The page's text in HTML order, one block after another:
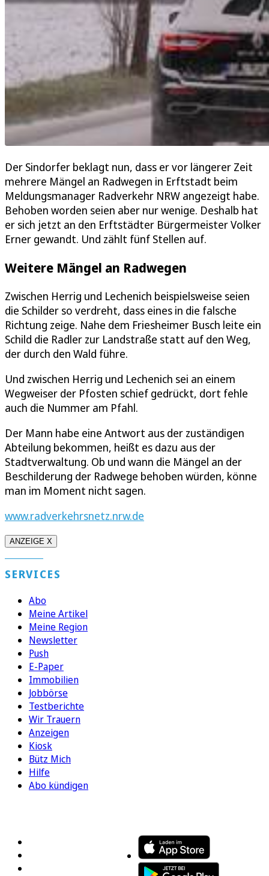
Der Sindorfer beklagt nun, dass er vor längerer Zeit
mehrere Mängel an Radwegen in Erftstadt beim
Meldungsmanager Radverkehr NRW angezeigt habe.
Behoben worden seien aber nur wenige. Deshalb hat
er sich jetzt an den Erftstädter Bürgermeister Volker
Erner gewandt. Und zählt fünf Stellen auf.
Weitere Mängel an Radwegen
Zwischen Herrig und Lechenich beispielsweise seien
die Schilder so verdreht, dass eines in die falsche
Richtung zeige. Nahe dem Friesheimer Busch leite ein
Schild die Radler zur Landstraße statt auf den Weg,
der durch den Wald führe.
Und zwischen Herrig und Lechenich sei an einem
Wegweiser der Pfosten schief gedrückt, dort fehle
auch die Nummer am Pfahl.
Der Mann habe eine Antwort aus der zuständigen
Abteilung bekommen, heißt es dazu aus der
Stadtverwaltung. Ob und wann die Mängel an der
Beschilderung der Radwege behoben würden, könne
man im Moment nicht sagen.
www.radverkehrsnetz.nrw.de
ANZEIGE X
SERVICES
Abo
Meine Artikel
Meine Region
Newsletter
Push
E-Paper
Immobilien
Jobbörse
Testberichte
Wir Trauern
Anzeigen
Kiosk
Bütz Mich
Hilfe
Abo kündigen